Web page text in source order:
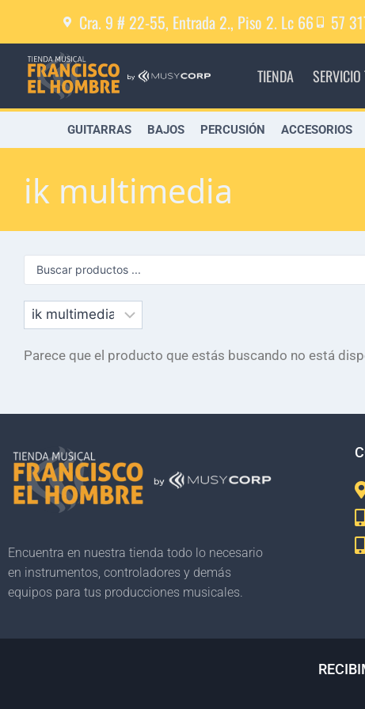
Cra. 9 # 22-55, Entrada 2., Piso 2. Lc 66 57
TIENDA SERVICIO
GUITARRAS BAJOS PERCUSIÓN ACCESORIOS
ik multimedia
Parece que el producto que estás buscando no está
Encuentra en nuestra tienda todo lo necesario
en instrumentos, controladores y demás
equipos para tus producciones musicales.